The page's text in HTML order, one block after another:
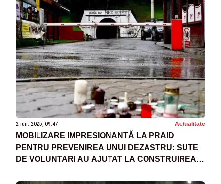
2 iun. 2025, 09:47 Actualitate
MOBILIZARE IMPRESIONANTĂ LA PRAID
PENTRU PREVENIREA UNUI DEZASTRU: SUTE
DE VOLUNTARI AU AJUTAT LA CONSTRUIREA